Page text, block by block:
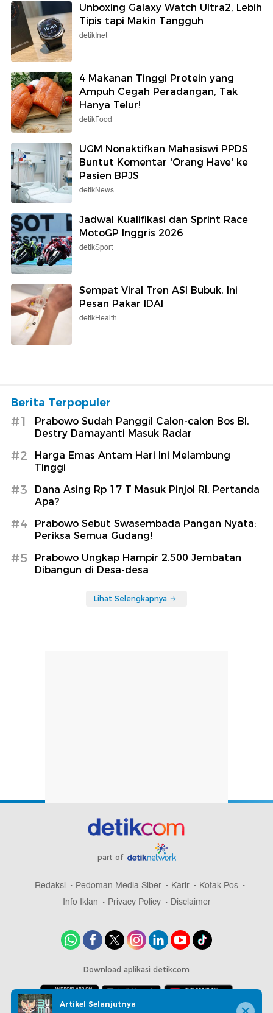
Unboxing Galaxy Watch Ultra2, Lebih
Tipis tapi Makin Tangguh
detikInet
4 Makanan Tinggi Protein yang
Ampuh Cegah Peradangan, Tak
Hanya Telur!
detikFood
UGM Nonaktifkan Mahasiswi PPDS
Buntut Komentar 'Orang Have' ke
Pasien BPJS
detikNews
Jadwal Kualifikasi dan Sprint Race
MotoGP Inggris 2026
detikSport
Sempat Viral Tren ASI Bubuk, Ini
Pesan Pakar IDAI
detikHealth
Berita Terpopuler
#1
Prabowo Sudah Panggil Calon-calon Bos BI,
Destry Damayanti Masuk Radar
#2
Harga Emas Antam Hari Ini Melambung
Tinggi
#3
Dana Asing Rp 17 T Masuk Pinjol RI, Pertanda
Apa?
#4
Prabowo Sebut Swasembada Pangan Nyata:
Periksa Semua Gudang!
#5
Prabowo Ungkap Hampir 2.500 Jembatan
Dibangun di Desa-desa
Lihat Selengkapnya
part of
Redaksi Pedoman Media Siber Karir
Kotak Pos
Info Iklan
Privacy Policy Disclaimer
Download aplikasi detikcom
Artikel Selanjutnya